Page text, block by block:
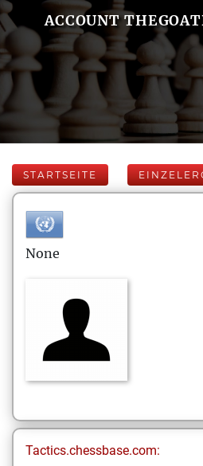
ACCOUNT
STARTSEITE
None
Tactics.chessbase.com: